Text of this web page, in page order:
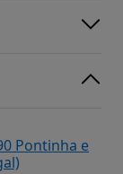
Pontinha e